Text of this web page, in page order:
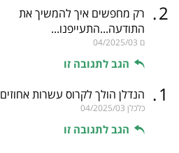
2
. רק מחפשים איך להמשיך את
התודעה...התעייפנו...
ם 04/2025/03
הגב לתגובה זו
1
. הנדלן הולך לקרוס עשרות אחוזים
כלכלן 04/2025/03
הגב לתגובה זו